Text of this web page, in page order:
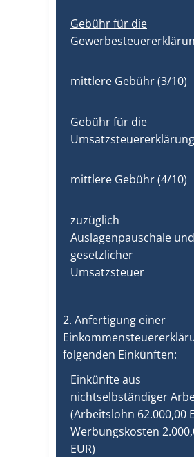
Gebühr für die
mittlere Gebühr (3/10)
Gebühr für die
mittlere Gebühr (4/10)
zuzüglich
Auslagenpauschale und
gesetzlicher
Umsatzsteuer
2. Anfertigung einer
folgenden Einkünften:
Einkünfte aus
nichtselbständiger
(Arbeitslohn 62.000,00
Werbungskosten
EUR)